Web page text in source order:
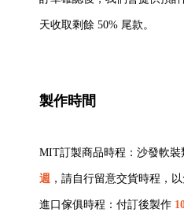
天收取剩餘 50% 尾款。
製作時間
MIT訂製商品時程：沙發軟裝
週 ，請自行留意交貨時程，
進口傢俱時程：付訂後製作